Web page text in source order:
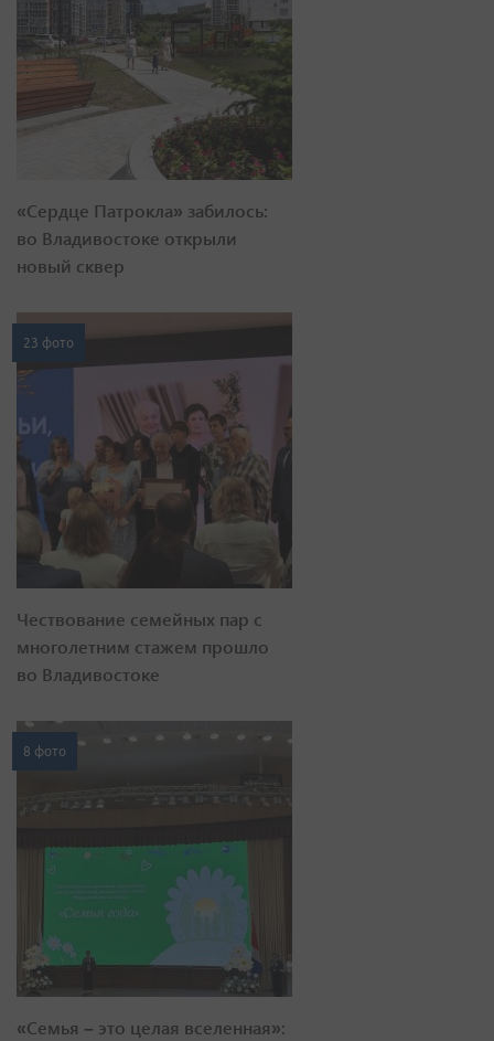
«Сердце Патрокла» забилось:
во Владивостоке открыли
новый сквер
23 фото
Чествование семейных пар с
многолетним стажем прошло
во Владивостоке
8 фото
«Семья – это целая вселенная»: